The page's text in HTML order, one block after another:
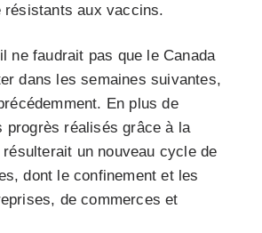
résistants aux vaccins.
ne faudrait pas que le Canada
dans les semaines suivantes,
En plus de
progrès réalisés grâce à la
un nouveau cycle de
dont le confinement et les
de commerces et